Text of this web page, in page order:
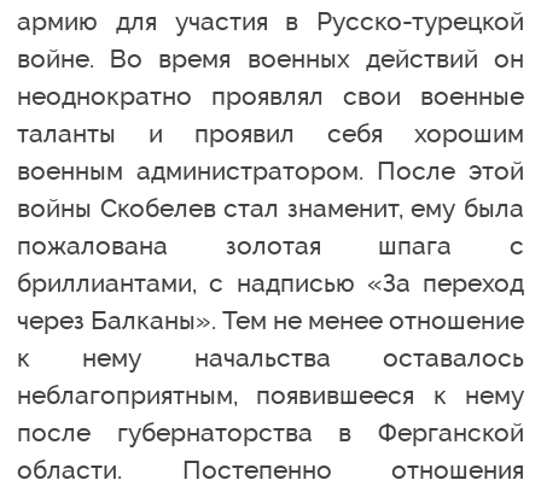
армию для участия в Русско-турецкой
войне. Во время военных действий он
неоднократно проявлял свои военные
таланты и проявил себя хорошим
военным администратором. После этой
войны Скобелев стал знаменит, ему была
пожалована золотая шпага с
бриллиантами, с надписью «За переход
через Балканы». Тем не менее отношение
к нему начальства оставалось
неблагоприятным, появившееся к нему
после губернаторства в Ферганской
области. Постепенно отношения